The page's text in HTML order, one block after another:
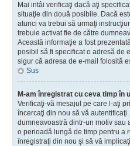
Mai intâi verificaţi dacă aţi
situaţie din două posibile. Dacă
atunci va trebui să urmaţi
trebuie activat fie de către
Această informaţie a fost
posibil să fi specificat o adresă de
sigur că adresa de e-mail folosită
Sus
M-am înregistrat cu ceva timp în
Verificaţi-vă mesajul pe care l-aţi
încercaţi din nou să vă
dumneavoastră dintr-un motiv sau
o perioadă lungă de timp pentru a
înregistraţi din nou şi să vă